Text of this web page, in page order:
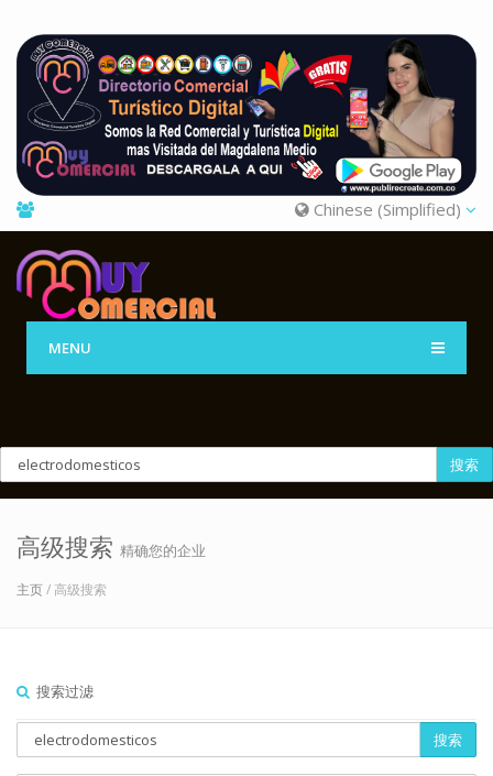
Chinese (Simplified)
MENU
搜索
高级搜索 精确您的企业
主页/ 高级搜索
搜索过滤
搜索